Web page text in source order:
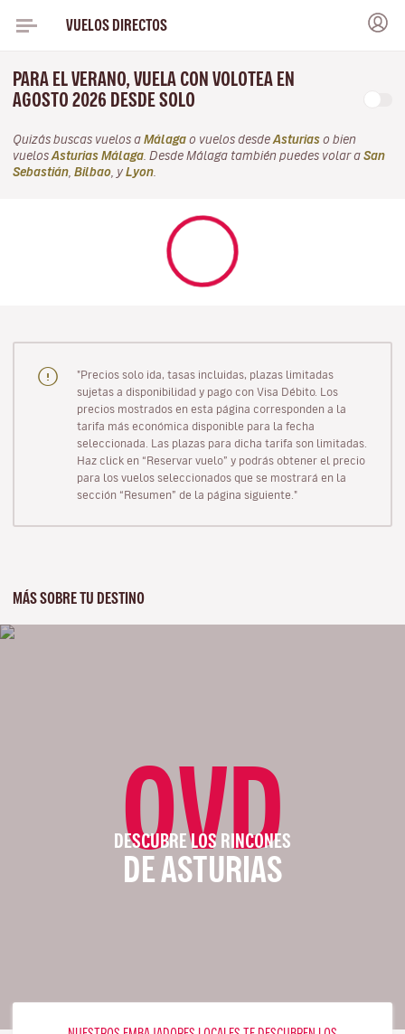
VUELOS DIRECTOS
PARA EL VERANO, VUELA CON VOLOTEA EN
AGOSTO 2026 DESDE SOLO
Quizás buscas vuelos a Málaga o vuelos desde Asturias o bien
vuelos Asturias Málaga . Desde Málaga también puedes volar a San
Sebastián Bilbao , y Lyon
"Precios solo ida, tasas incluidas, plazas limitadas
sujetas a disponibilidad y pago con Visa Débito. Los
precios mostrados en esta página corresponden a la
tarifa más económica disponible para la fecha
seleccionada. Las plazas para dicha tarifa son limitadas.
Haz click en “Reservar vuelo” y podrás obtener el precio
para los vuelos seleccionados que se mostrará en la
sección “Resumen” de la página siguiente."
MÁS SOBRE TU DESTINO
OVD
DESCUBRE LOS RINCONES
DE ASTURIAS